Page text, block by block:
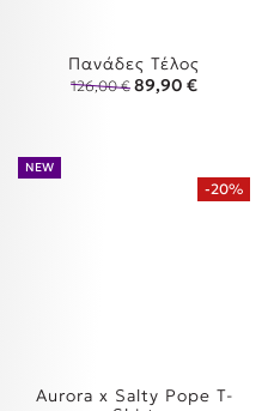
18,00 €.
τιμή είναι: 14,98 €.
Πανάδες Τέλος
126,00€ Original price
89,90 €Η
-20%
NEW
Aurora x Salty Pope T-